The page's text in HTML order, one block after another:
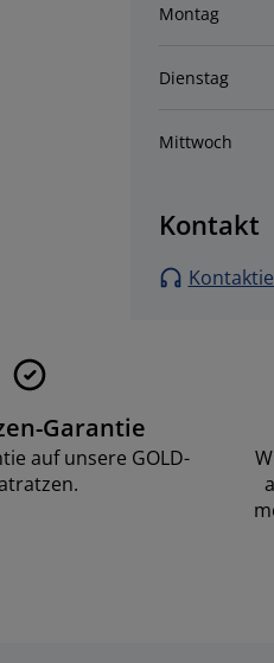
Montag
Dienstag
Mittwoch
Kontakt
Garantie
auf unsere GOLD-